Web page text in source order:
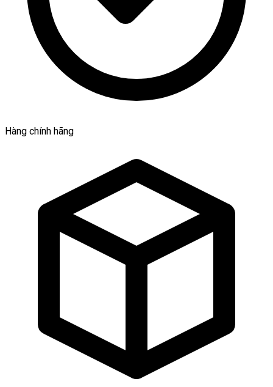
Hàng chính hãng